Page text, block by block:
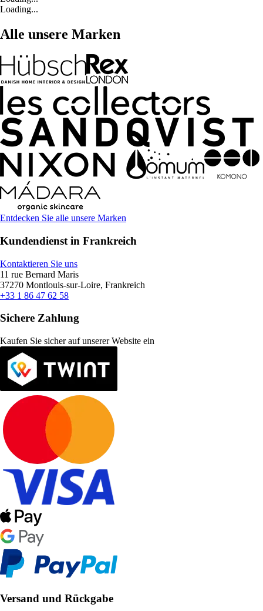
Loading...
Alle unsere Marken
Entdecken Sie alle unsere Marken
Kundendienst in Frankreich
Kontaktieren Sie uns
11 rue Bernard Maris
37270 Montlouis-sur-Loire, Frankreich
+33 1 86 47 62 58
Sichere Zahlung
Kaufen Sie sicher auf unserer Website ein
Versand und Rückgabe